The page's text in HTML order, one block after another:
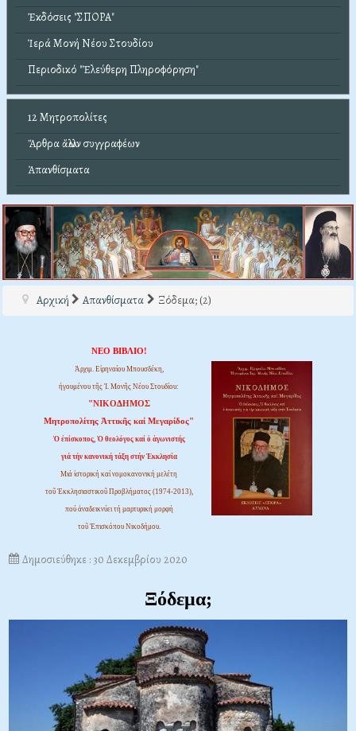
Ἐκδόσεις "ΣΠΟΡΑ"
Ἱερά Μονή Νέου Στουδίου
Περιοδικό "Ἐλεύθερη Πληροφόρηση"
12 Μητροπολίτες
Ἄρθρα ἄλλων συγγραφέων
Ἀπανθίσματα
Αρχική Απανθίσματα Ξόδεμα; (2)
ΝΕΟ ΒΙΒΛΙΟ!
Ἀρχιμ. Εἰρηναίου Μπουσδέκη,
ἡγουμένου τῆς Ἱ. Μονῆς Νέου Στουδίου:
"ΝΙΚΟΔΗΜΟΣ
Μητροπολίτης Ἀττικῆς καί Μεγαρίδος"
Ὁ ἐπίσκοπος, Ὁ θεολόγος καί ὁ ἀγωνιστής
γιά τήν κανονική τάξη στήν Ἐκκλησία
Μιά ἱστορική καί νομοκανονική μελέτη
τοῦ Ἐκκλησιαστικοῦ Προβλήματος (1974-2013),
πού ἀναδεικνύει τή μαρτυρική μορφή
τοῦ Ἐπισκόπου Νικοδήμου.
Δημοσιεύθηκε : 30 Δεκεμβρίου 2020
Ξόδεμα;